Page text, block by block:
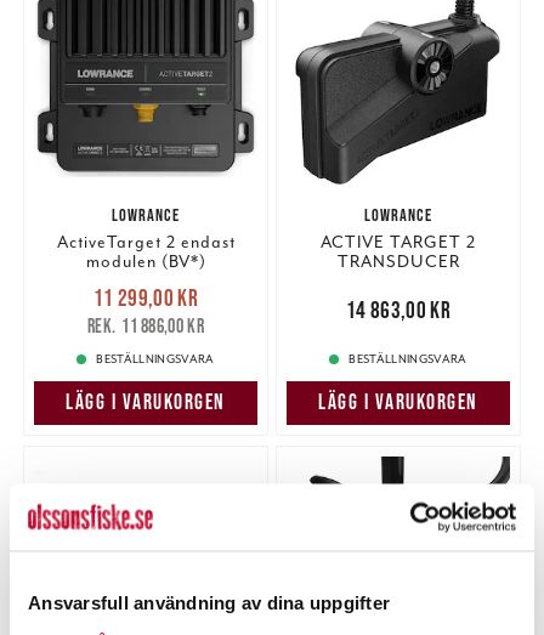
Ansvarsfull användning av dina uppgifter
LOWRANCE
ActiveTarget 2 endast
modulen (BV*)
Nuvarande pris
11 299,00 krTidigare pris
11 886,00 kr
11 299,00 kr
11 886,00 kr
BESTÄLLNINGSVARA
LÄGG I VARUKORGEN
LOWRANCE
ACTIVE TARGET 2
TRANSDUCER
14 863,00 kr
14 863,00 kr
BESTÄLLNINGSVARA
LÄGG I VARUKORGEN